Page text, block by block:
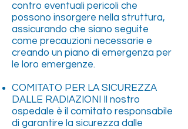
contro eventuali pericoli che
possono insorgere nella struttura,
assicurando che siano seguite
come precauzioni necessarie e
creando un piano di emergenza per
le loro emergenze.
COMITATO PER LA SICUREZZA
DALLE RADIAZIONI Il nostro
ospedale è il comitato responsabile
di garantire la sicurezza dalle